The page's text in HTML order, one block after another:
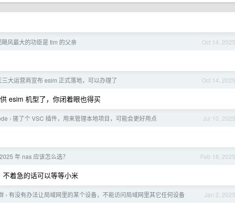
Oct 14, 2025
风最大的功臣是 tim 的父亲
Oct 14, 2025
三大运营商宣布 esim 正式落地，可以办理了
esim 机型了，你闭着眼也得买
Jul 10, 2025
› 搓了个 VSC 插件，用来管理本地项目，可能会更好用点
Feb 18, 2025
2025 年 nas 应该怎么选？
着急的话可以等等小米
Jan 2, 2025
› 有没有办法让局域网里的某个设备，不能访问局域网里其它任何设备